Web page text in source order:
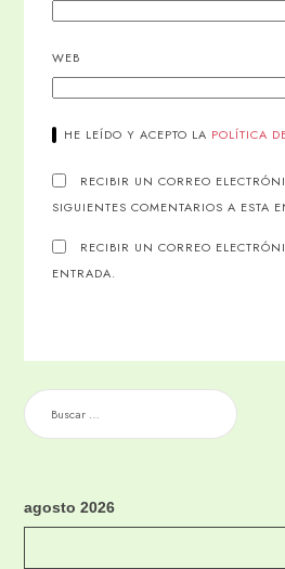
WEB
HE LEÍDO Y ACEPTO LA POLÍTICA
RECIBIR UN CORREO
SIGUIENTES COMENTARIOS A ESTA
RECIBIR UN CORREO
ENTRADA.
BUSCAR:
agosto 2026